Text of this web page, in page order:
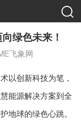
绿色未来！
飞象网
以创新科技为笔，
能源解决方案到全
地球的绿色心跳。